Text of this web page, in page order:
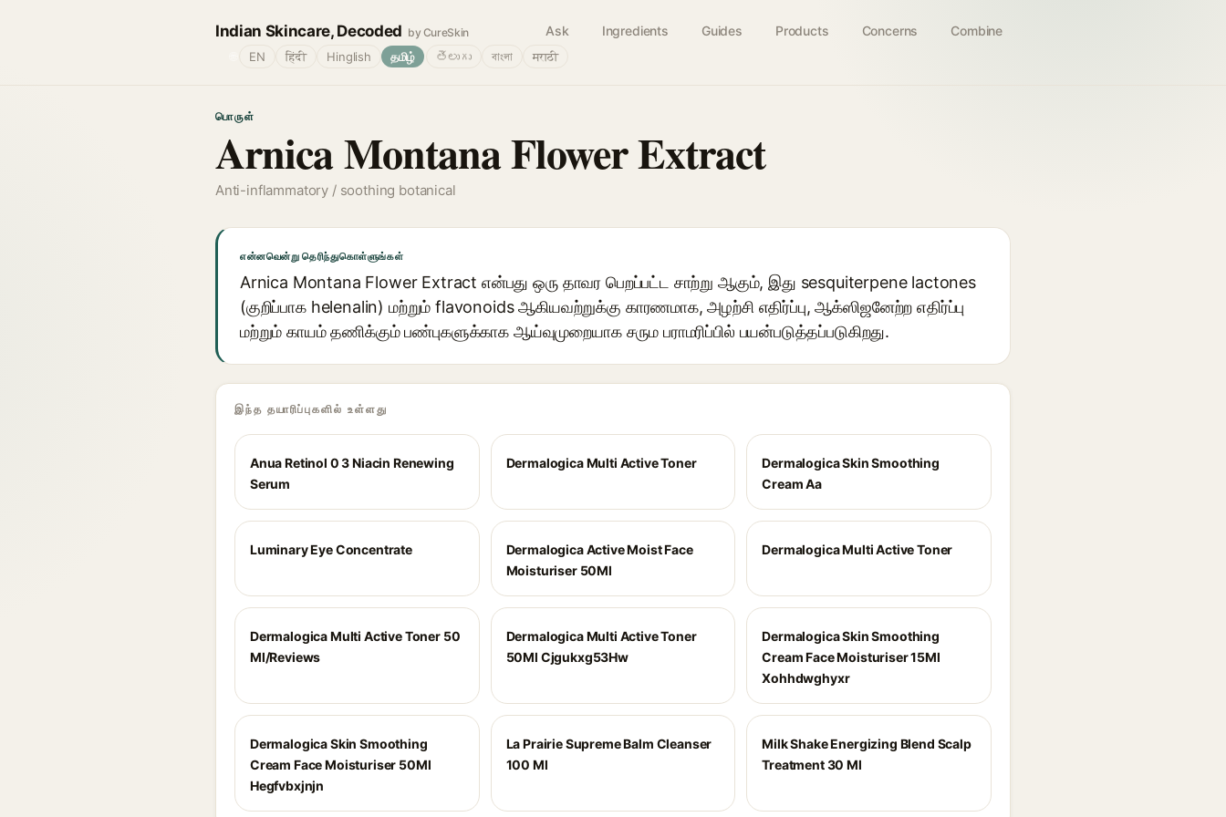
Indian Skincare, Decoded by CureSkin Ask Ingredients Guides Products Concerns Combine
EN हिंदी Hinglish தமிழ் తెలుగు বাংলা मराठी
பொருள்
Arnica Montana Flower Extract
Anti-inflammatory / soothing botanical
என்னவென்று தெரிந்துகொள்ளுங்கள்
Arnica Montana Flower Extract என்பது ஒரு தாவர பெறப்பட்ட சாற்று ஆகும், இது sesquiterpene lactones
(குறிப்பாக helenalin) மற்றும் flavonoids ஆகியவற்றுக்கு காரணமாக, அழற்சி எதிர்ப்பு, ஆக்ஸிஜனேற்ற எதிர்ப்பு
மற்றும் காயம் தணிக்கும் பண்புகளுக்காக ஆய்வுமுறையாக சரும பராமரிப்பில் பயன்படுத்தப்படுகிறது.
இந்த தயாரிப்புகளில் உள்ளது
Anua Retinol 0 3 Niacin Renewing
Serum
Dermalogica Multi Active Toner
Dermalogica Skin Smoothing
Cream Aa
Luminary Eye Concentrate
Dermalogica Active Moist Face
Moisturiser 50Ml
Dermalogica Multi Active Toner
Dermalogica Multi Active Toner 50
Ml/Reviews
Dermalogica Multi Active Toner
50Ml Cjgukxg53Hw
Dermalogica Skin Smoothing
Cream Face Moisturiser 15Ml
Xohhdwghyxr
Dermalogica Skin Smoothing
Cream Face Moisturiser 50Ml
Hegfvbxjnjn
La Prairie Supreme Balm Cleanser
100 Ml
Milk Shake Energizing Blend Scalp
Treatment 30 Ml